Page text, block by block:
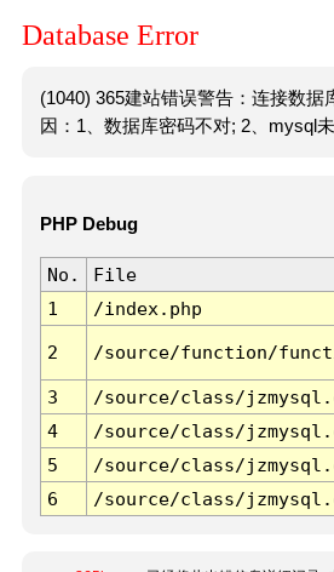
Database Error
(1040) 365建站错误警告：连接数据
因：1、数据库密码不对; 2、mysql未
PHP Debug
No. File
1
/index.php
2 /source/function/
3 /source/class/
4
/source/class/
5
/source/class/
6
/source/class/